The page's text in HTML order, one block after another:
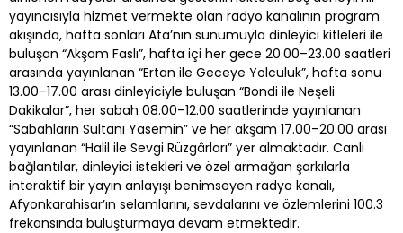
yayıncısıyla hizmet vermekte olan radyo kanalının program
akışında, hafta sonları Ata’nın sunumuyla dinleyici kitleleri ile
buluşan “Akşam Faslı”, hafta içi her gece 20.00–23.00 saatleri
arasında yayınlanan “Ertan ile Geceye Yolculuk”, hafta sonu
13.00–17.00 arası dinleyiciyle buluşan “Bondi ile Neşeli
Dakikalar”, her sabah 08.00–12.00 saatlerinde yayınlanan
“Sabahların Sultanı Yasemin” ve her akşam 17.00–20.00 arası
yayınlanan “Halil ile Sevgi Rüzgârları” yer almaktadır. Canlı
bağlantılar, dinleyici istekleri ve özel armağan şarkılarla
interaktif bir yayın anlayışı benimseyen radyo kanalı,
Afyonkarahisar’ın selamlarını, sevdalarını ve özlemlerini 100.3
frekansında buluşturmaya devam etmektedir.